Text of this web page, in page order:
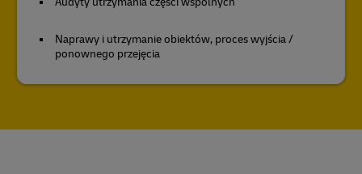
Naprawy i utrzymanie obiektów, proces wyjścia /
ponownego przejęcia